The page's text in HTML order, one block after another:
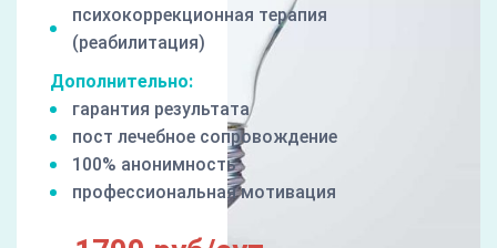
психокоррекционная терапия
(реабилитация)
Дополнительно:
гарантия результата
пост лечебное сопровождение
100% анонимность
профессиональная мотивация